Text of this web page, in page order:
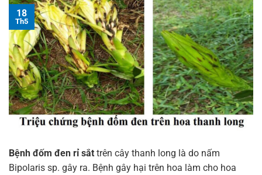
18
Th5
Bệnh đốm đen rỉ sắt trên cây thanh long là do nấm
Bipolaris sp. gây ra. Bệnh gây hại trên hoa làm cho hoa